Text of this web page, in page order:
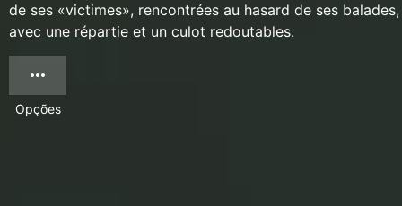
de ses «victimes», rencontrées au hasard de ses balades,
avec une répartie et un culot redoutables.
Opções